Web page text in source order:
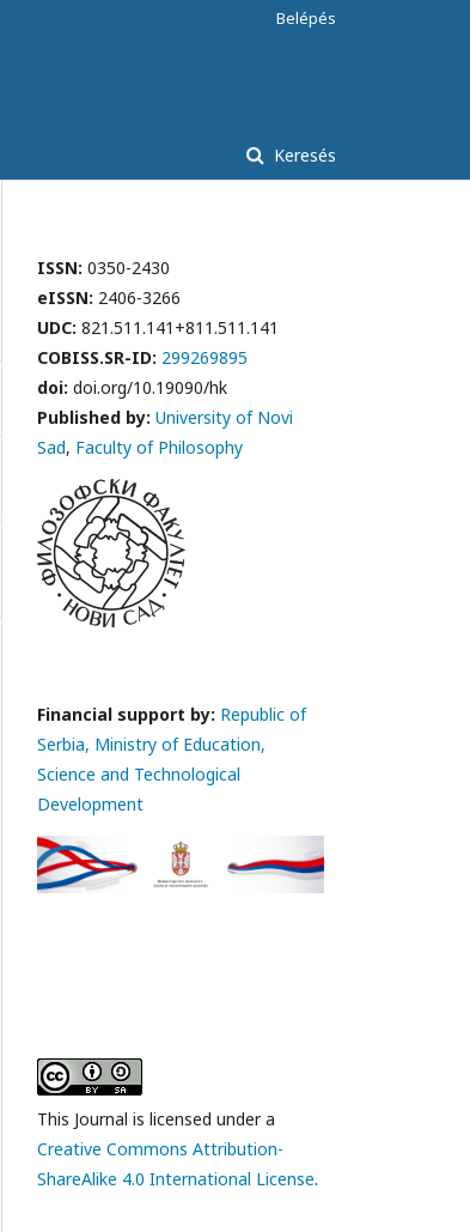
Keresés
Belépés
ISSN: 0350-2430
eISSN: 2406-3266
UDC: 821.511.141+811.511.141
COBISS.SR-ID: 299269895
doi: doi.org/10.19090/hk
Published by: University of Novi
Sad, Faculty of Philosophy
Financial support by: Republic of
Serbia, Ministry of Education,
Science and Technological
Development
This Journal is licensed under a
Creative Commons Attribution-
ShareAlike 4.0 International License.